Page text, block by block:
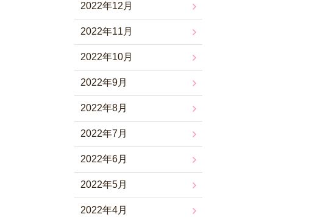
2022年12月
2022年11月
2022年10月
2022年9月
2022年8月
2022年7月
2022年6月
2022年5月
2022年4月